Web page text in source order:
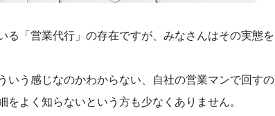
る「営業代行」の存在ですが、みなさんはその実態を
いう感じなのかわからない、自社の営業マンで回すの
よく知らないという方も少なくありません。